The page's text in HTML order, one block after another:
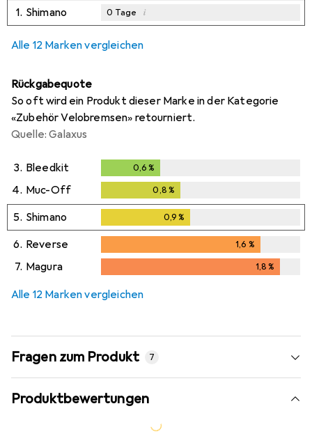
1. Shimano 0 Tage i
Alle 12 Marken vergleichen
Rückgabequote
So oft wird ein Produkt dieser Marke in der Kategorie
«Zubehör Velobremsen» retourniert.
Quelle: Galaxus
3. Bleedkit 0,6 %
4. Muc-Off 0,8 %
5. Shimano 0,9%
6. Reverse 1,6 %
7. Magura 1,8%
Alle 12 Marken vergleichen
Fragen zum Produkt 7
Produktbewertungen